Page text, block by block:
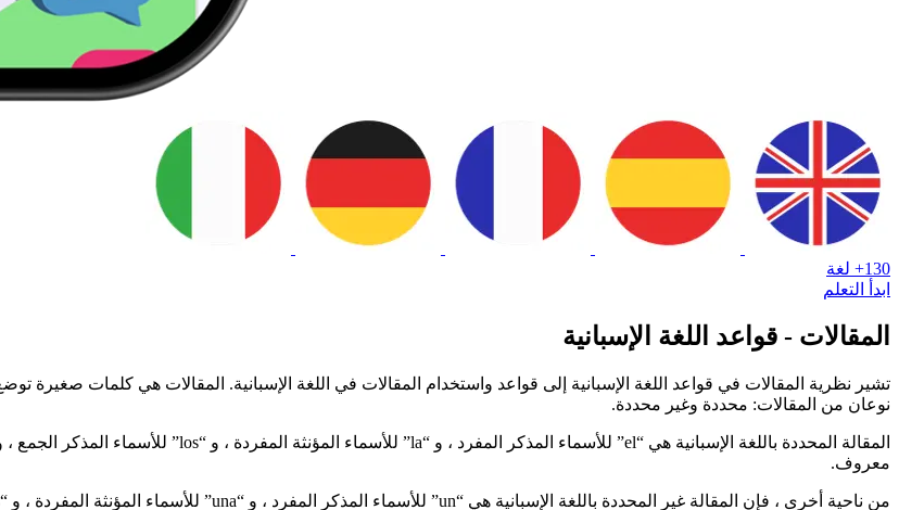
130+ لغة
ابدأ التعلم
المقالات - قواعد اللغة الإسبانية
تشير نظرية المقالات في قواعد اللغة الإسبانية إلى قواعد واستخدام المقالات في اللغة الإسبانية. المقالات هي كلمات صغيرة
نوعان من المقالات: محددة وغير محددة.
معروف.